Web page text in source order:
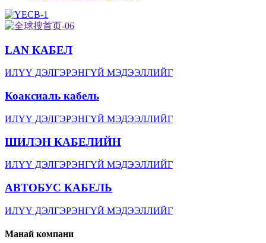
LAN КАБЕЛ
ИЛҮҮ ДЭЛГЭРЭНГҮЙ МЭДЭЭЛЛИЙГ
Коаксиаль кабель
ИЛҮҮ ДЭЛГЭРЭНГҮЙ МЭДЭЭЛЛИЙГ
ШИЛЭН КАБЕЛИЙН
ИЛҮҮ ДЭЛГЭРЭНГҮЙ МЭДЭЭЛЛИЙГ
АВТОБУС КАБЕЛЬ
ИЛҮҮ ДЭЛГЭРЭНГҮЙ МЭДЭЭЛЛИЙГ
Манай компани